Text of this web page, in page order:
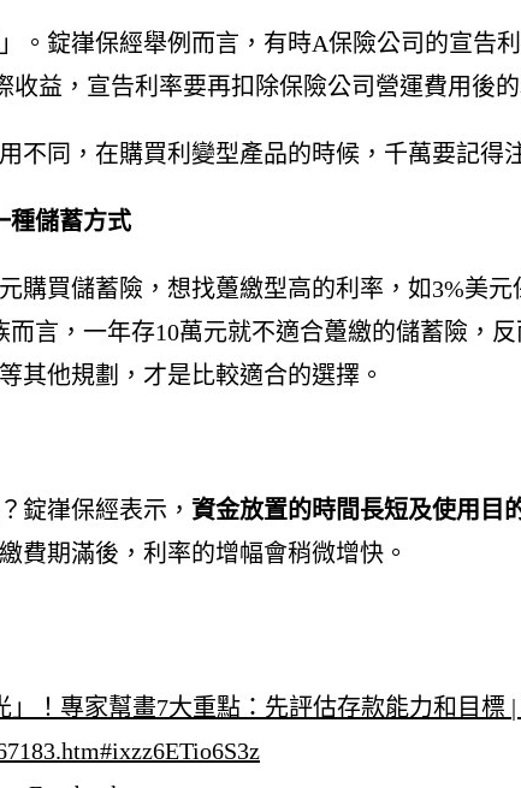
。錠嵂保經舉例而言，有時A保險公司的宣告
益，宣告利率要再扣除保險公司營運費用後
不同，在購買利變型產品的時候，千萬要記得
種儲蓄方式
購買儲蓄險，想找躉繳型高的利率，如3%美
言，一年存10萬元就不適合躉繳的儲蓄險，
其他規劃，才是比較適合的選擇。
錠嵂保經表示， 資金放置的時間長短及使用目
費期滿後，利率的增幅會稍微增快。
！專家幫畫7大重點：先評估存款能力和目標 |